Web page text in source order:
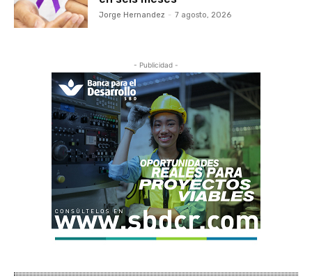
Jorge Hernandez - 7 agosto, 2026
- Publicidad -